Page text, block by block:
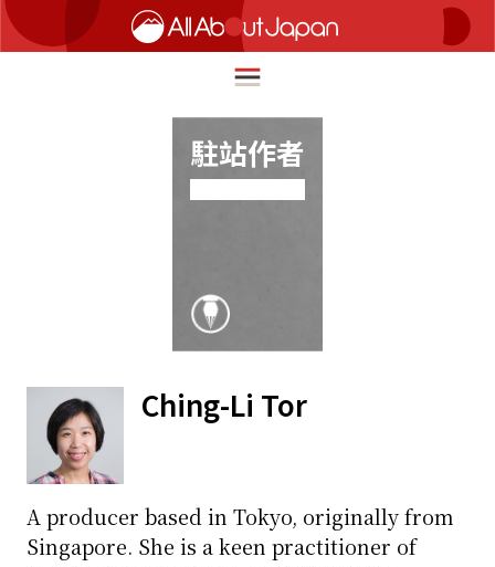
創新趨勢
在地故事
關於我們 網站政策
駐站作者
Ching-Li Tor
A producer based in Tokyo, originally from
Singapore. She is a keen practitioner of